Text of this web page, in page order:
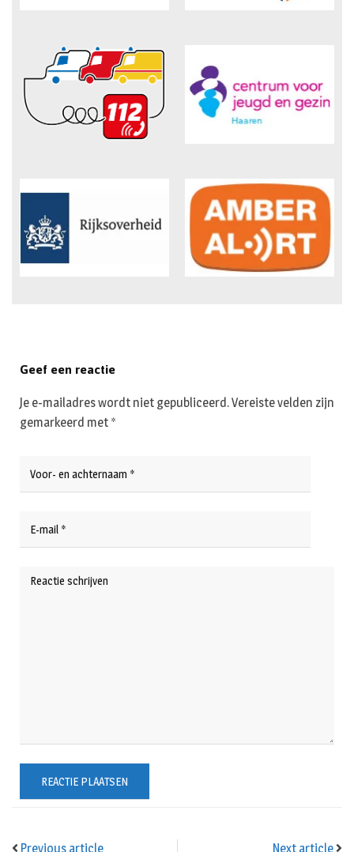
Previous article Next article
Geef een reactie
Je e-mailadres wordt niet gepubliceerd.Vereiste velden zijn
gemarkeerd met *